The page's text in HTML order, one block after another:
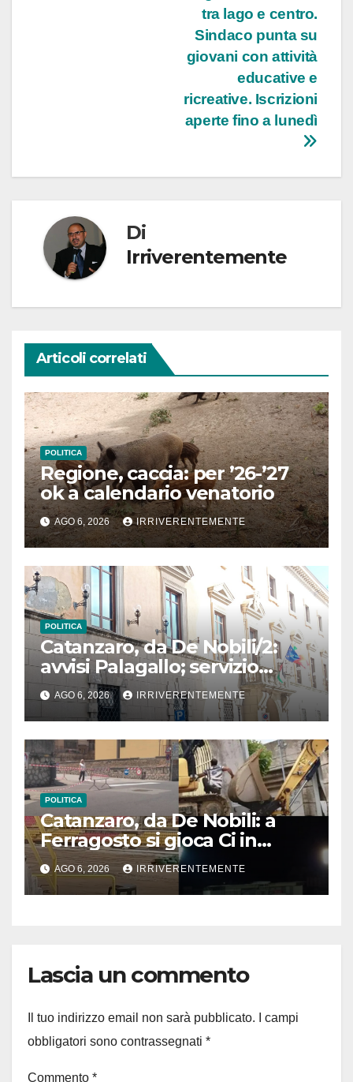
tra lago e centro.
Sindaco punta su
giovani con attività
educative e
ricreative. Iscrizioni
aperte fino a lunedì
Di
Irriverentemente
Articoli correlati
POLITICA
Regione, caccia: per ’26-’27
ok a calendario venatorio
AGO 6, 2026 IRRIVERENTEMENTE
POLITICA
Catanzaro, da De Nobili/2:
avvisi Palagallo; servizio
mensa e scuolabus (link) e
chiusura scesa Cavour
AGO 6, 2026 IRRIVERENTEMENTE
POLITICA
Catanzaro, da De Nobili: a
Ferragosto si gioca Ci in
“cantiere” Ceravolo. Se pari
sforzi per cose serie, città
come Zurigo. Ma contesto
stampa. Nulla di nuovo in
inginocchiato!
AGO 6, 2026 IRRIVERENTEMENTE
Lascia un commento
Il tuo indirizzo email non sarà pubblicato.
I campi
obbligatori sono contrassegnati *
Commento *